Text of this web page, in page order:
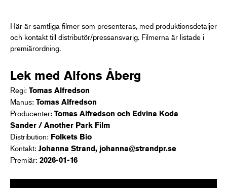
Här är samtliga filmer som presenteras, med produktionsdetaljer
och kontakt till distributör/pressansvarig. Filmerna är listade i
premiärordning.
Lek med Alfons Åberg
Regi: Tomas Alfredson
Manus: Tomas Alfredson
Producenter: Tomas Alfredson och Edvina Koda
Sander / Another Park Film
Distribution: Folkets Bio
Kontakt: Johanna Strand, johanna@strandpr.se
Premiär: 2026-01-16